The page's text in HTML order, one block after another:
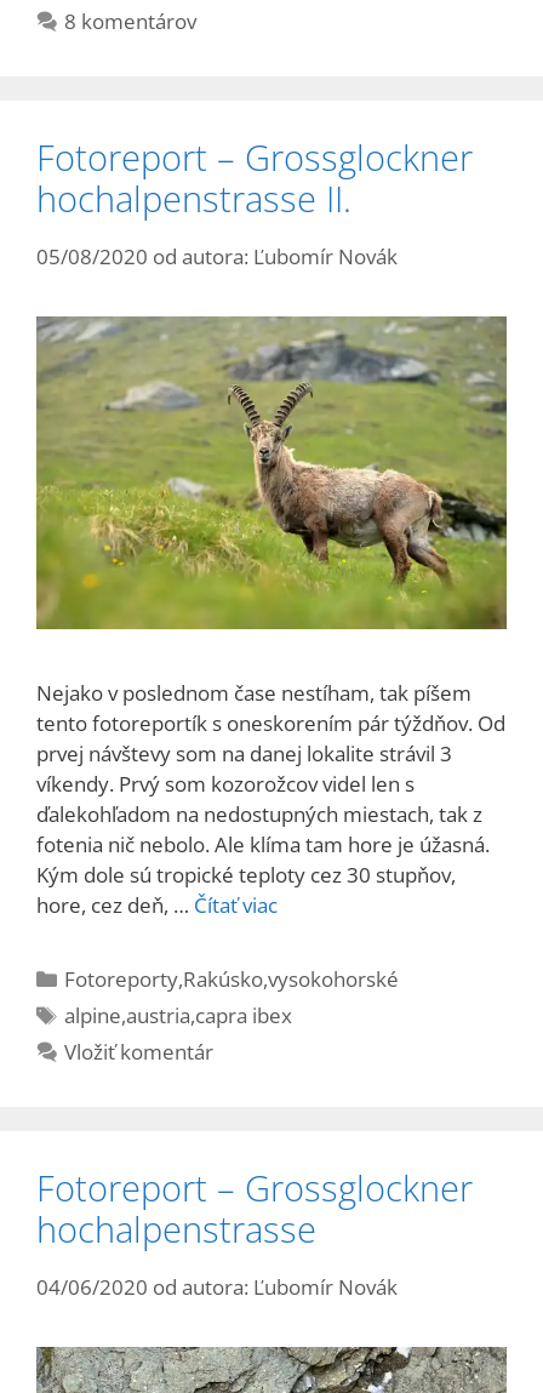
8 komentárov
Fotoreport – Grossglockner
hochalpenstrasse II.
05/08/2020 od autora: Ľubomír Novák
Nejako v poslednom čase nestíham, tak píšem
tento fotoreportík s oneskorením pár týždňov. Od
prvej návštevy som na danej lokalite strávil 3
víkendy. Prvý som kozorožcov videl len s
ďalekohľadom na nedostupných miestach, tak z
fotenia nič nebolo. Ale klíma tam hore je úžasná.
Kým dole sú tropické teploty cez 30 stupňov,
hore, cez deň, … Čítať viac
Kategórie
Fotoreporty,Rakúsko,vysokohorské
Značky
alpine,austria,capra ibex
Vložiť komentár
Fotoreport – Grossglockner
hochalpenstrasse
04/06/2020 od autora: Ľubomír Novák